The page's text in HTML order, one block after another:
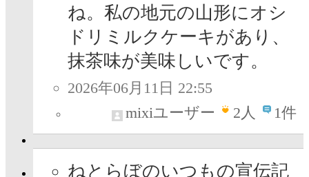
ね。私の地元の山形にオシ
ドリミルクケーキがあり、
抹茶味が美味しいです。
2026年06月11日 22:55
mixiユーザー
2人 1件
ねとらぼのいつもの宣伝記